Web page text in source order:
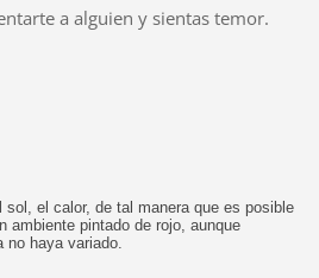
a alguien y sientas temor.
el calor, de tal manera que es posible
ambiente pintado de rojo, aunque
haya variado.